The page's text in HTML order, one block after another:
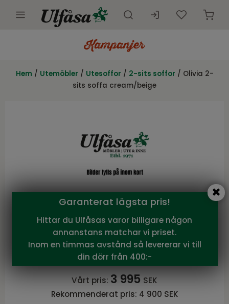
Innemöbler
Kampanjer
Hem / Utemöbler / Utesoffor / 2-sits soffor / Olivia 2-
sits soffa cream/beige
Atleve
Olivia 2-sits soffa cream/beige
serie från Atleve
Vårt pris: 3 995SEK
Rekommenderat pris: 4 900 SEK
Garanterat lägsta pris!
Hittar du Ulfåsas varor billigare någon
annanstans matchar vi priset.
Inom en timmas avstånd så levererar vi till
din dörr från 400:-